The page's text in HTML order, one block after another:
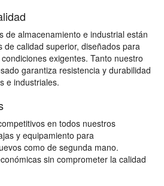
de almacenamiento e industrial están
de calidad superior, diseñados para
exigentes. Tanto nuestro
garantiza resistencia y durabilidad
e industriales.
en todos nuestros
y equipamiento para
como de segunda mano.
sin comprometer la calidad